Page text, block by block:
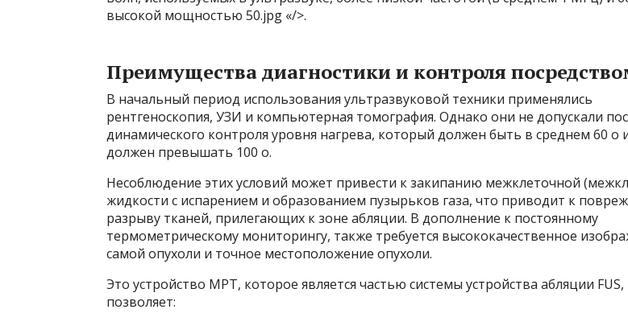
высокой мощностью 50.jpg «/>.
Преимущества диагностики и контроля
В начальный период использования ультразвуковой техники применялись
рентгеноскопия, УЗИ и компьютерная томография. Однако они не допускали
динамического контроля уровня нагрева, который должен быть в среднем 60 o
должен превышать 100 o.
Несоблюдение этих условий может привести к закипанию межклеточной
жидкости с испарением и образованием пузырьков газа, что приводит к
разрыву тканей, прилегающих к зоне абляции. В дополнение к постоянному
термометрическому мониторингу, также требуется высококачественное
самой опухоли и точное местоположение опухоли.
Это устройство МРТ, которое является частью системы устройства абляции
позволяет: